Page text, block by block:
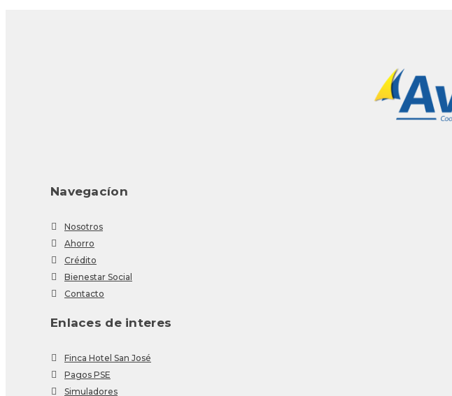
Navegacíon
Nosotros
Ahorro
Crédito
Bienestar Social
Contacto
Enlaces de interes
Finca Hotel San José
Pagos PSE
Simuladores